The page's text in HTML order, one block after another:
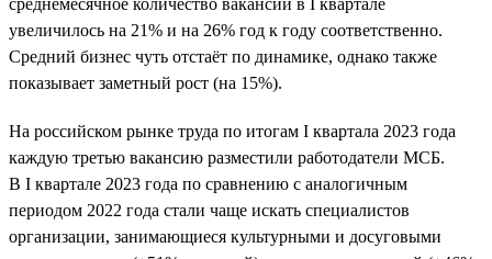
увеличилось на 21% и на 26% год к году соответственно.
Средний бизнес чуть отстаёт по динамике, однако также
показывает заметный рост (на 15%).
На российском рынке труда по итогам I квартала 2023 года
каждую третью вакансию разместили работодатели МСБ.
В I квартале 2023 года по сравнению с аналогичным
периодом 2022 года стали чаще искать специалистов
организации, занимающиеся культурными и досуговыми